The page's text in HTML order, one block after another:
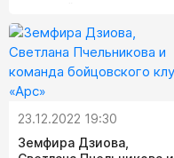
сериала «Дельтарунэ»
23.12.2022 19:30
Земфира Дзиова,